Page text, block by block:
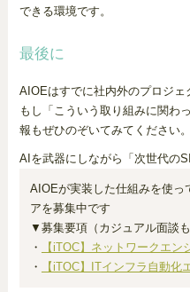
できる環境です。
最後に
AIOEはすでに社内外のプロジェ
もし「こういう取り組みに関わ
報もぜひのぞいてみてください。
AIを武器にしながら「次世代の
AIOEが実装した仕組みを使っ
アを募集中です
▼募集要項（カジュアル面談も
・
【iTOC】ネットワークエン
・
【iTOC】ITインフラ自動化